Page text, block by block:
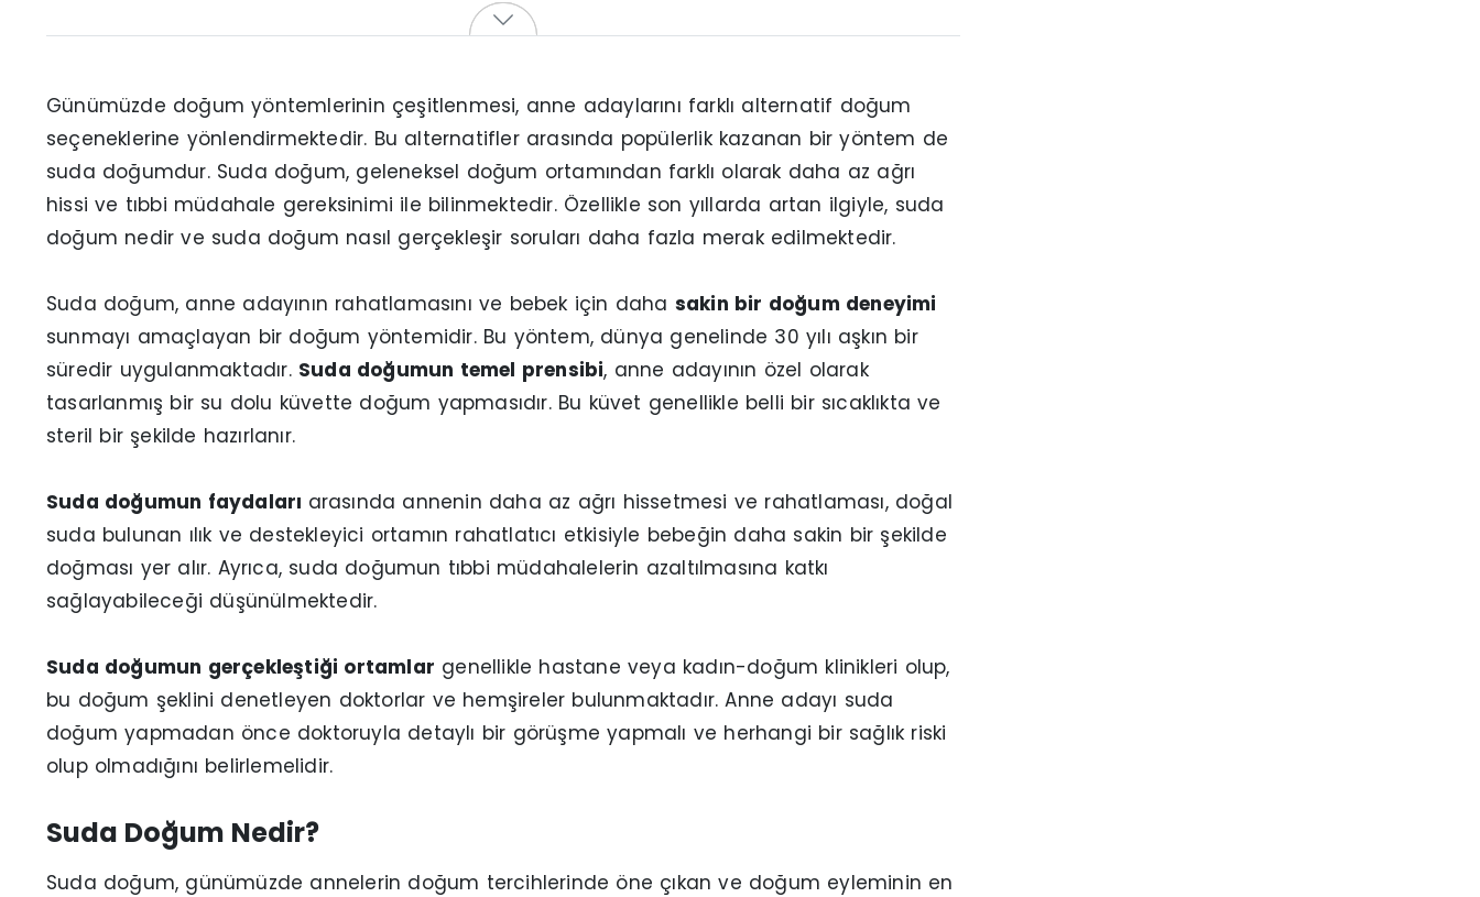
Günümüzde doğum yöntemlerinin çeşitlenmesi, anne adaylarını farklı alternatif doğum
seçeneklerine yönlendirmektedir. Bu alternatifler arasında popülerlik kazanan bir yöntem de
suda doğumdur. Suda doğum, geleneksel doğum ortamından farklı olarak daha az ağrı
hissi ve tıbbi müdahale gereksinimi ile bilinmektedir. Özellikle son yıllarda artan ilgiyle, suda
doğum nedir ve suda doğum nasıl gerçekleşir soruları daha fazla merak edilmektedir.
Suda doğum, anne adayının rahatlamasını ve bebek için daha sakin bir doğum deneyimi
sunmayı amaçlayan bir doğum yöntemidir. Bu yöntem, dünya genelinde 30 yılı aşkın bir
süredir uygulanmaktadır. Suda doğumun temel prensibi, anne adayının özel olarak
tasarlanmış bir su dolu küvette doğum yapmasıdır. Bu küvet genellikle belli bir sıcaklıkta ve
steril bir şekilde hazırlanır.
Suda doğumun faydaları arasında annenin daha az ağrı hissetmesi ve rahatlaması, doğal
suda bulunan ılık ve destekleyici ortamın rahatlatıcı etkisiyle bebeğin daha sakin bir şekilde
doğması yer alır. Ayrıca, suda doğumun tıbbi müdahalelerin azaltılmasına katkı
sağlayabileceği düşünülmektedir.
Suda doğumun gerçekleştiği ortamlar genellikle hastane veya kadın-doğum klinikleri olup,
bu doğum şeklini denetleyen doktorlar ve hemşireler bulunmaktadır. Anne adayı suda
doğum yapmadan önce doktoruyla detaylı bir görüşme yapmalı ve herhangi bir sağlık riski
olup olmadığını belirlemelidir.
Suda Doğum Nedir?
Suda doğum, günümüzde annelerin doğum tercihlerinde öne çıkan ve doğum eyleminin en